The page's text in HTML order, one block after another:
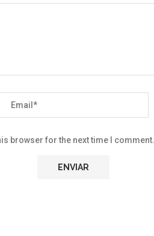
browser for the next time I comment.